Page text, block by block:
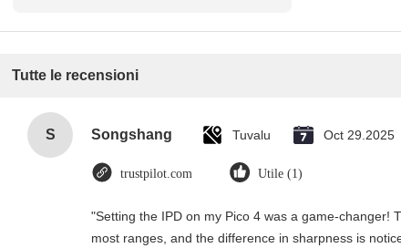
Tutte le recensioni
S Songshang Tuvalu Oct 29.2025
trustpilot.com Utile (1)
"Setting the IPD on my Pico 4 was a game-changer!
most ranges, and the difference in sharpness is